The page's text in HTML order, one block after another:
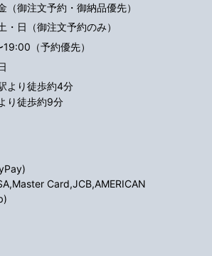
（御注文予約・御納品優先）
・日（御注文予約のみ）
（予約優先）
より徒歩約4分
り徒歩約9分
Card,JCB,AMERICAN